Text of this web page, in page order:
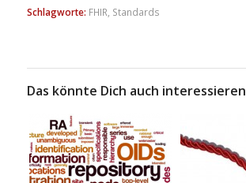
Schlagworte: FHIR, Standards
Das könnte Dich auch interessieren